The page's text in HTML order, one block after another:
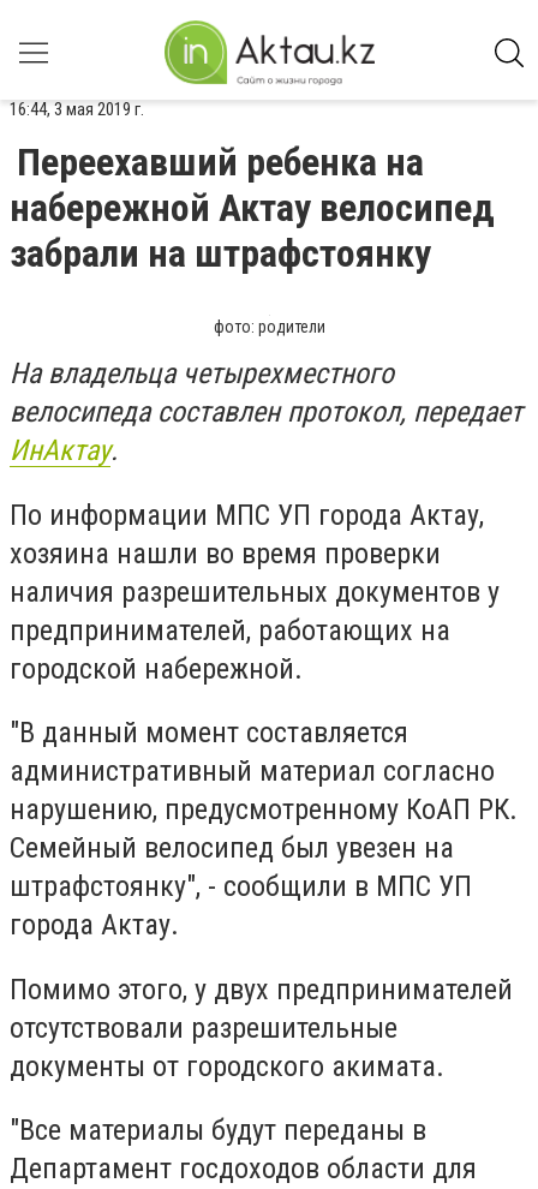
16:44, 3 мая 2019 г.
Переехавший ребенка на
набережной Актау велосипед
забрали на штрафстоянку
фото: родители
На владельца четырехместного
велосипеда составлен протокол, передает
ИнАктау.
По информации МПС УП города Актау,
хозяина нашли во время проверки
наличия разрешительных документов у
предпринимателей, работающих на
городской набережной.
"В данный момент составляется
административный материал согласно
нарушению, предусмотренному КоАП РК.
Семейный велосипед был увезен на
штрафстоянку", - сообщили в МПС УП
города Актау.
Помимо этого, у двух предпринимателей
отсутствовали разрешительные
документы от городского акимата.
"Все материалы будут переданы в
Департамент госдоходов области для